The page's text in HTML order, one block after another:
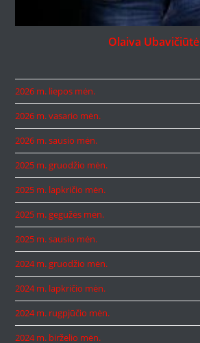
Olaiva Ubavičiūtė
2026 m. liepos mėn.
2026 m. vasario mėn.
2026 m. sausio mėn.
2025 m. gruodžio mėn.
2025 m. lapkričio mėn.
2025 m. gegužės mėn.
2025 m. sausio mėn.
2024 m. gruodžio mėn.
2024 m. lapkričio mėn.
2024 m. rugpjūčio mėn.
2024 m. birželio mėn.